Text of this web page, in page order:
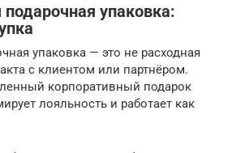
упаковка:
упаковка — это не расходная
с клиентом или партнёром.
корпоративный подарок
лояльность и работает как